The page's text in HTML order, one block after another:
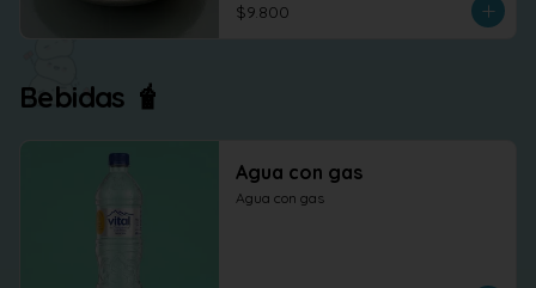
$9.800
Bebidas 🧋
Agua con gas
Agua con gas